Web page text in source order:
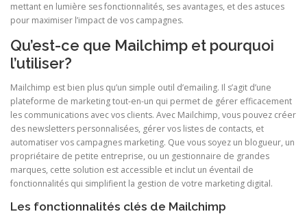
mettant en lumière ses fonctionnalités, ses avantages, et des astuces
pour maximiser l’impact de vos campagnes.
Qu’est-ce que Mailchimp et pourquoi
l’utiliser?
Mailchimp est bien plus qu’un simple outil d’emailing. Il s’agit d’une
plateforme de marketing tout-en-un qui permet de gérer efficacement
les communications avec vos clients. Avec Mailchimp, vous pouvez créer
des newsletters personnalisées, gérer vos listes de contacts, et
automatiser vos campagnes marketing. Que vous soyez un blogueur, un
propriétaire de petite entreprise, ou un gestionnaire de grandes
marques, cette solution est accessible et inclut un éventail de
fonctionnalités qui simplifient la gestion de votre marketing digital.
Les fonctionnalités clés de Mailchimp